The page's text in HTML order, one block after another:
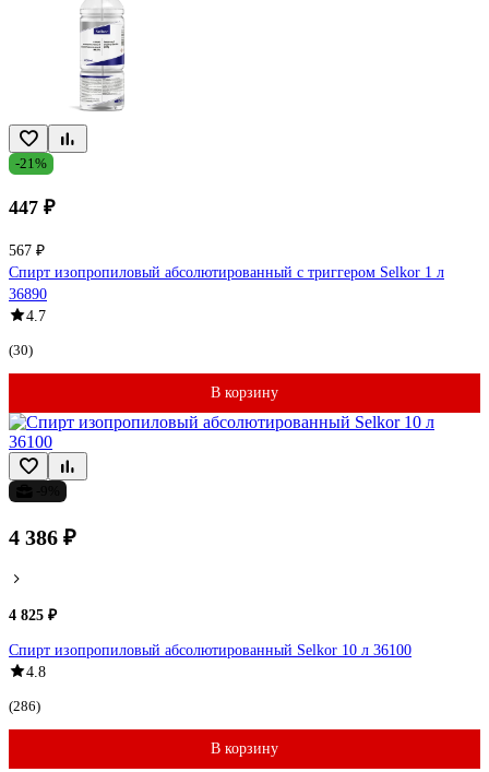
-21%
447 ₽
567 ₽
Спирт изопропиловый абсолютированный с триггером Selkor 1 л
36890
4.7
(30)
В корзину
4 386 ₽
4 825 ₽
Спирт изопропиловый абсолютированный Selkor 10 л 36100
4.8
(286)
В корзину